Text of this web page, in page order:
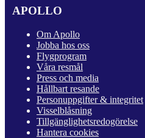
APOLLO
Om Apollo
Jobba hos oss
Flygprogram
Våra resmål
Press och media
Hållbart resande
Personuppgifter & integritet
Visselblåsning
Tillgänglighetsredogörelse
Hantera cookies